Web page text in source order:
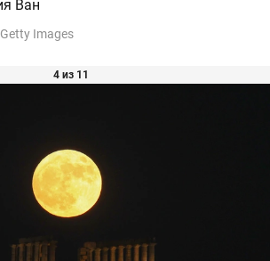
Ван
Images
4 из 11